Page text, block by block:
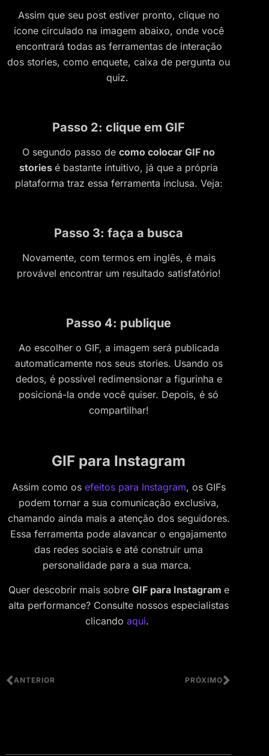
Assim que seu post estiver pronto, clique no
ícone circulado na imagem abaixo, onde você
encontrará todas as ferramentas de interação
dos stories, como enquete, caixa de pergunta ou
quiz.
Passo 2: clique em GIF
O segundo passo de como colocar GIF no
stories é bastante intuitivo, já que a própria
plataforma traz essa ferramenta inclusa. Veja:
Passo 3: faça a busca
Novamente, com termos em inglês, é mais
provável encontrar um resultado satisfatório!
Passo 4: publique
Ao escolher o GIF, a imagem será publicada
automaticamente nos seus stories. Usando os
dedos, é possível redimensionar a figurinha e
posicioná-la onde você quiser. Depois, é só
compartilhar!
GIF para Instagram
Assim como os efeitos para Instagram, os GIFs
podem tornar a sua comunicação exclusiva,
chamando ainda mais a atenção dos seguidores.
Essa ferramenta pode alavancar o engajamento
das redes sociais e até construir uma
personalidade para a sua marca.
Quer descobrir mais sobre GIF para Instagram e
alta performance? Consulte nossos especialistas
clicando aqui.
ANTERIOR PRÓXIMO